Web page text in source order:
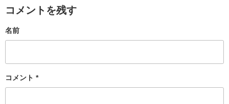
コメントを残す
コメント *
名前